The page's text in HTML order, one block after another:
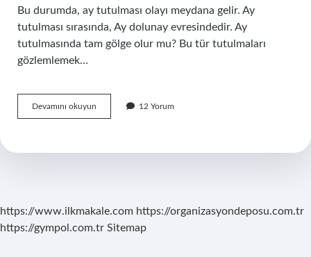
Bu durumda, ay tutulması olayı meydana gelir. Ay
tutulması sırasında, Ay dolunay evresindedir. Ay
tutulmasında tam gölge olur mu? Bu tür tutulmaları
gözlemlemek…
Devamını okuyun
Tutulmasında
Ayın
Mu
Mı
12 Yorum
https://www.ilkmakale.com https://organizasyondeposu.com.tr
https://gympol.com.tr Sitemap